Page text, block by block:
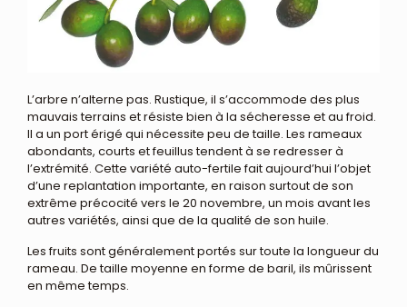
L’arbre n’alterne pas. Rustique, il s’accommode des plus
mauvais terrains et résiste bien à la sécheresse et au froid.
Il a un port érigé qui nécessite peu de taille. Les rameaux
abondants, courts et feuillus tendent à se redresser à
l’extrémité. Cette variété auto-fertile fait aujourd’hui l’objet
d’une replantation importante, en raison surtout de son
extrême précocité vers le 20 novembre, un mois avant les
autres variétés, ainsi que de la qualité de son huile.
Les fruits sont généralement portés sur toute la longueur du
rameau. De taille moyenne en forme de baril, ils mûrissent
en même temps.